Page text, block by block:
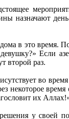
назначают
в это время.
Если
второй раз.
во
время
их
у своей